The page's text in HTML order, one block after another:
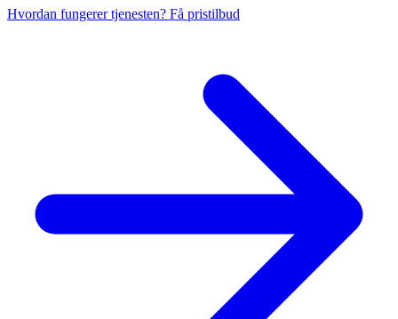
Hvordan fungerer tjenesten? Få pristilbud